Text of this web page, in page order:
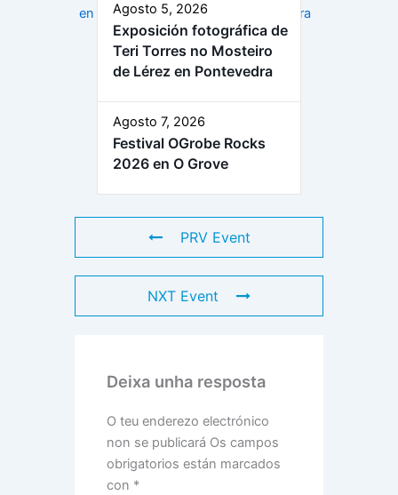
Agosto 5, 2026
Exposición fotográfica de
Teri Torres no Mosteiro
de Lérez en Pontevedra
Agosto 7, 2026
Festival OGrobe Rocks
2026 en O Grove
PRV Event
NXT Event
Deixa unha resposta
O teu enderezo electrónico
non se publicará Os campos
obrigatorios están marcados
con *